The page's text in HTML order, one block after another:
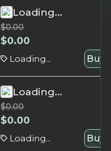
Loading...
$0.00
$0.00
Loading... Buy
Loading...
$0.00
$0.00
Loading... Buy